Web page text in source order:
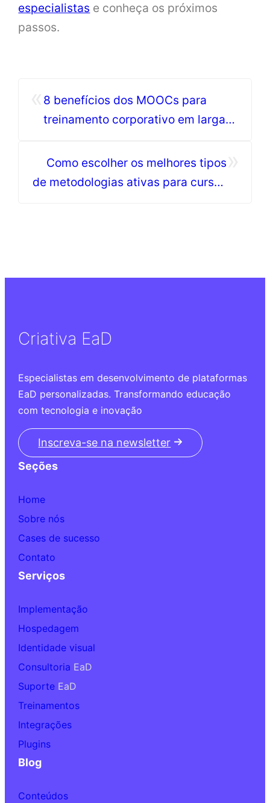
especialistas e conheça os próximos
passos.
8 benefícios dos MOOCs para
treinamento corporativo em larga
Como escolher os melhores tipos
de metodologias ativas para cursos
Criativa EaD
Especialistas em desenvolvimento de plataformas
EaD personalizadas. Transformando educação
com tecnologia e inovação
Inscreva-se na newsletter
Seções
Home
Sobre nós
Cases de sucesso
Contato
Serviços
Implementação
Hospedagem
Identidade visual
Consultoria EaD
Suporte EaD
Treinamentos
Integrações
Plugins
Blog
Conteúdos